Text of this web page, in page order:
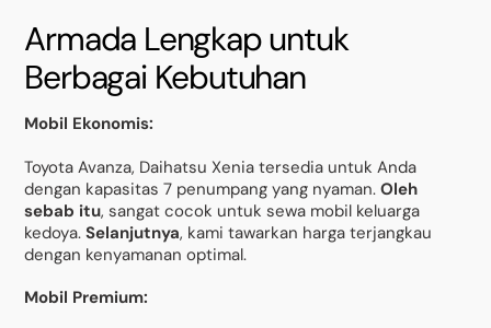
Armada Lengkap untuk
Berbagai Kebutuhan
Mobil Ekonomis:
Toyota Avanza, Daihatsu Xenia tersedia untuk Anda
dengan kapasitas 7 penumpang yang nyaman.Oleh
sebab itu, sangat cocok untuk sewa mobil keluarga
kedoya.Selanjutnya, kami tawarkan harga terjangkau
dengan kenyamanan optimal.
Mobil Premium: